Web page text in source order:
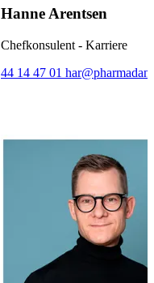
Hanne Arentsen
Chefkonsulent - Karriere
44 14 47 01